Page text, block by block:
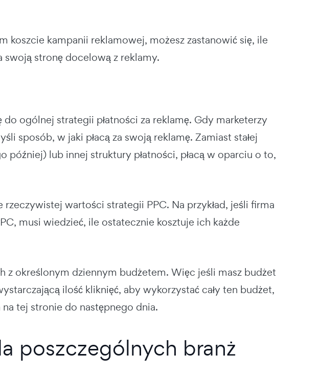
koszcie kampanii reklamowej, możesz zastanowić się, ile
swoją stronę docelową z reklamy.
do ogólnej strategii płatności za reklamę. Gdy marketerzy
sposób, w jaki płacą za swoją reklamę. Zamiast stałej
lub innej struktury płatności, płacą w oparciu o to,
wartości strategii PPC. Na przykład, jeśli firma
musi wiedzieć, ile ostatecznie kosztuje ich każde
z określonym dziennym budżetem. Więc jeśli masz budżet
ilość kliknięć, aby wykorzystać cały ten budżet,
tej stronie do następnego dnia.
poszczególnych branż